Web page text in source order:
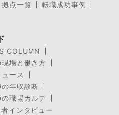
拠点一覧
転職成功事例
COLUMN
現場と働き方
ース
の年収診断
の職場カルテ
インタビュー